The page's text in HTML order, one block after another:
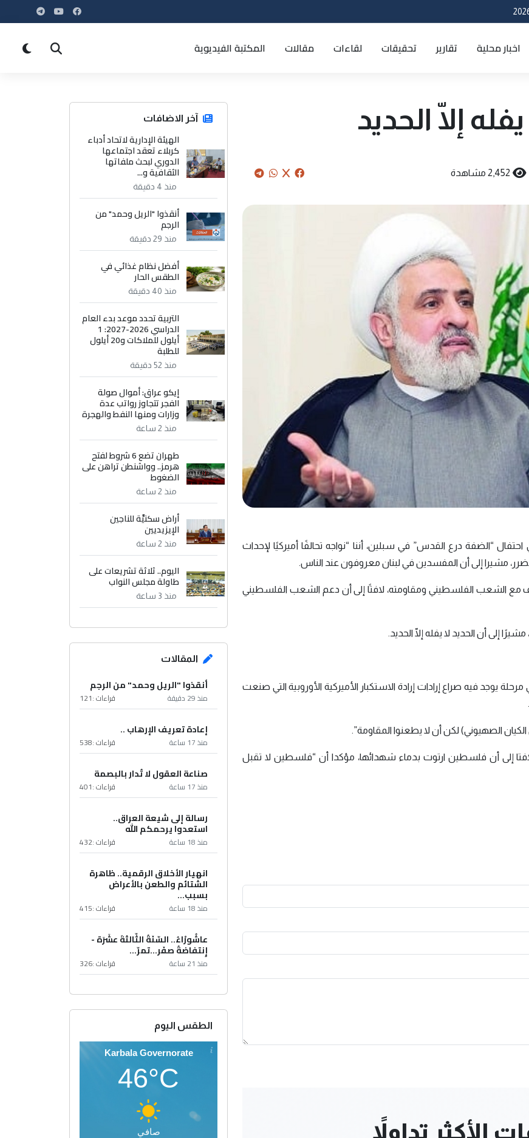
اخبار محلية تقارير تحقيقات لقاءات مقالات المكتبة الفيديوية
إلّا الحديد
2,452 مشاهدة
“الضفة درع القدس” في سبلين، أننا “نواجه تحالفًا أميركيًا لإحداث
مشيرا إلى أن المفسدين في لبنان معروفون عند الناس.
مع الشعب الفلسطيني ومقاومته، لافتًا إلى أن دعم الشعب الفلسطيني
إلى أن الحديد لا يفله إلّا الحديد.
يوجد فيه صراع إرادات إرادة الاستكبار الأميركية الأوروبية التي صنعت
الصهيوني) لكن أن لا يطعنوا المقاومة”.
إلى أن فلسطين ارتوت بدماء شهدائها، مؤكدا أن “فلسطين لا تقبل
الأكثر تداولاً
آخر الاضافات
الهيئة الإدارية لاتحاد أدباء
كربلاء تعقد اجتماعها
الدوري لبحث ملفاتها
الثقافية و...
منذ 4 دقيقة
أنقذوا "الريل وحمد" من
الرجم
منذ 29 دقيقة
أفضل نظام غذائي في
الطقس الحار
منذ 40 دقيقة
التربية تحدد موعد بدء العام
الدراسي 2026-2027: 1
أيلول للملاكات و20 أيلول
للطلبة
منذ 52 دقيقة
إيكو عراق: أموال صولة
الفجر تتجاوز رواتب عدة
وزارات ومنها النفط والهجرة
منذ 2 ساعة
طهران تضع 6 شروط لفتح
هرمز.. وواشنطن تراهن على
الضغوط
منذ 2 ساعة
أراض سكنيَّة للناجين
الإيزيديين
منذ 2 ساعة
اليوم.. ثلاثة تشريعات على
طاولة مجلس النواب
منذ 3 ساعة
المقالات
أنقذوا "الريل وحمد" من الرجم
منذ 29 دقيقة قراءات :121
إعادة تعريف الإرهاب ..
منذ 17 ساعة قراءات :538
صناعة العقول لا تُدار بالبصمة
منذ 17 ساعة قراءات :401
رسالة إلى شيعة العراق..
استعدوا يرحمكم الله
منذ 18 ساعة قراءات :432
انهيار الأخلاق الرقمية.. ظاهرة
الشتائم والطعن بالأعراض
بسبب...
منذ 18 ساعة قراءات :415
عاشُورْاءُ.. السّنَةُ الثّالثةَ عشَرَة -
إِنتفاضةُ صفَر…تمرّ...
منذ 21 ساعة قراءات :326
الطقس اليوم
Karbala Governorate
46°C
صافي